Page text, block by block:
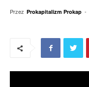
Przez Prokapitalizm Prokap -